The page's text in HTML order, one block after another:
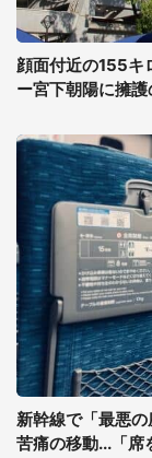
顔面付近の155キ
ー宮下朝陽に擁
新幹線で「最悪
苦痛の移動...「席